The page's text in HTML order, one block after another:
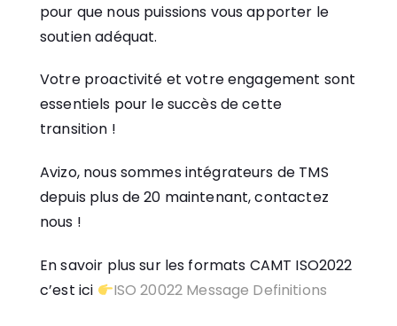
pour que nous puissions vous apporter le
soutien adéquat.
Votre proactivité et votre engagement sont
essentiels pour le succès de cette
transition !
Avizo, nous sommes intégrateurs de TMS
depuis plus de 20 maintenant, contactez
nous !
En savoir plus sur les formats CAMT ISO2022
c’est ici
ISO 20022 Message Definitions